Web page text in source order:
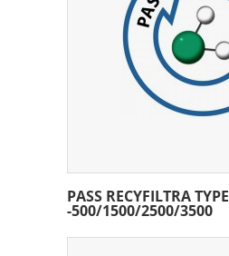
PASS RECYFILTRA TYPE
-500/1500/2500/3500